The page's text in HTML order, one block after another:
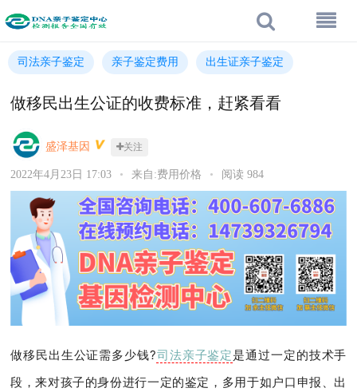
司法亲子鉴定 亲子鉴定费用 出生证亲子鉴定
做移民出生公证的收费标准，赶紧看看
盛泽基因 关注
2022年4月23日 17:03 • 来自:费用价格 • 阅读 984
做移民出生公证需多少钱?司法亲子鉴定是通过一定的技术手
段，来对孩子的身份进行一定的鉴定，多用于如户口申报、出